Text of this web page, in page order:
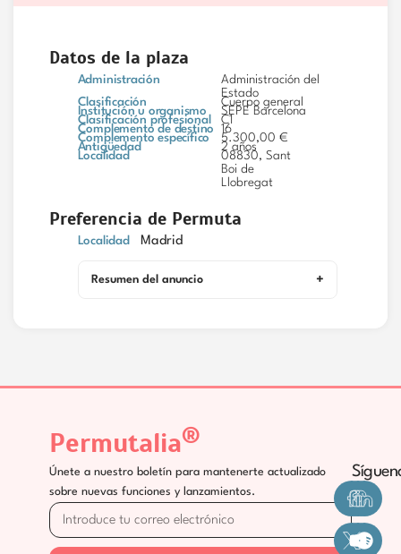
Datos de la plaza
Administración
Administración del
Estado
Clasificación Cuerpo general
Institución u organismo SEPE Barcelona
Clasificación profesional C1
Complemento de destino 16
Complemento específico 5.300,00 €
Antigüedad 2 años
Localidad
08830, Sant
Boi de
Llobregat
Preferencia de Permuta
Localidad Madrid
Resumen del anuncio
Permutalia®
Únete a nuestro boletín para mantenerte actualizado
sobre nuevas funciones y lanzamientos.